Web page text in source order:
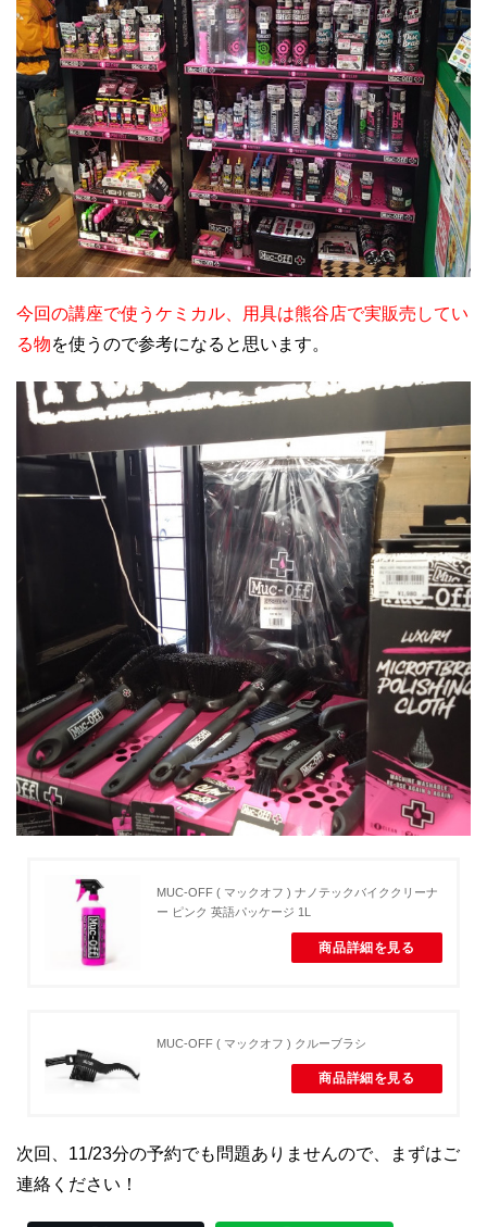
今回の講座で使うケミカル、用具は熊谷店で実販売してい
る物を使うので参考になると思います。
MUC-OFF ( マックオフ ) ナノテックバイククリーナ
ー ピンク 英語パッケージ 1L
商品詳細を見る
MUC-OFF ( マックオフ ) クルーブラシ
商品詳細を見る
次回、11/23分の予約でも問題ありませんので、まずはご
連絡ください！